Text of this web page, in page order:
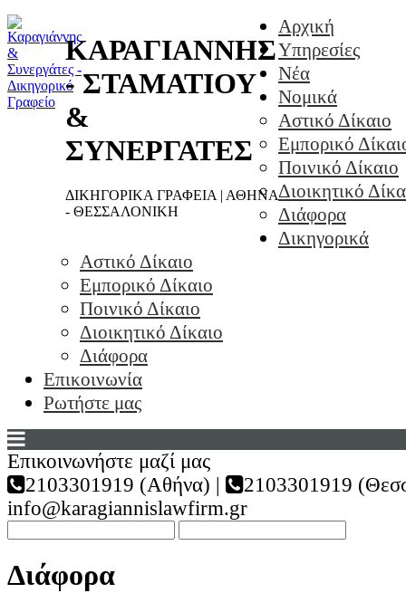
ΚΑΡΑΓΙΑΝΝΗΣ
- ΣΤΑΜΑΤΙΟΥ
&
ΣΥΝΕΡΓΑΤΕΣ
ΔΙΚΗΓΟΡΙΚΑ ΓΡΑΦΕΙΑ | ΑΘΗΝΑ
- ΘΕΣΣΑΛΟΝΙΚΗ
Αρχική
Υπηρεσίες
Νέα
Νομικά
Αστικό Δίκαιο
Εμπορικό
Ποινικό Δίκαιο
Διοικητικό
Διάφορα
Δικηγορικά
Αστικό Δίκαιο
Εμπορικό Δίκαιο
Ποινικό Δίκαιο
Διοικητικό Δίκαιο
Διάφορα
Επικοινωνία
Ρωτήστε μας
Επικοινωνήστε μαζί μας
2103301919 (Αθήνα) |
2103301919
info@karagiannislawfirm.gr
Διάφορα